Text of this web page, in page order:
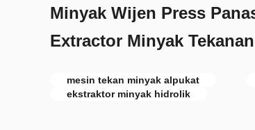
Minyak Wijen Press
Extractor Minyak
mesin tekan minyak alpukat
ekstraktor minyak hidrolik